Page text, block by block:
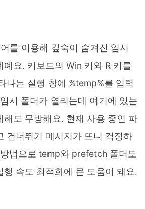
를 이용해 깊숙이 숨겨진 임시
예요. 키보드의 Win 키와 R 키를
나는 실행 창에 %temp%를 입력
시 폴더가 열리는데 여기에 있는
해도 무방해요. 현재 사용 중인 파
건너뛰기 메시지가 뜨니 걱정하
법으로 temp와 prefetch 폴더도
행 속도 최적화에 큰 도움이 돼요.